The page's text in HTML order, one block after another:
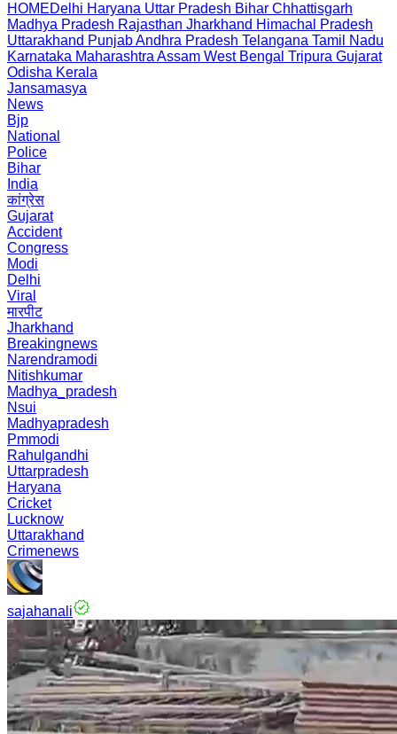
HOMEDelhi Haryana Uttar Pradesh Bihar Chhattisgarh
Madhya Pradesh Rajasthan Jharkhand Himachal Pradesh
Uttarakhand PunjabAndhra Pradesh Telangana Tamil Nadu
Karnataka Maharashtra Assam West Bengal Tripura Gujarat
Odisha Kerala
Jansamasya
News
Bjp
National
Police
Bihar
India
कांग्रेस
Gujarat
Accident
Congress
Modi
Delhi
Viral
मारपीट
Jharkhand
Breakingnews
Narendramodi
Nitishkumar
Madhya_pradesh
Nsui
Madhyapradesh
Pmmodi
Rahulgandhi
Uttarpradesh
Haryana
Cricket
Lucknow
Uttarakhand
Crimenews
sajahanali